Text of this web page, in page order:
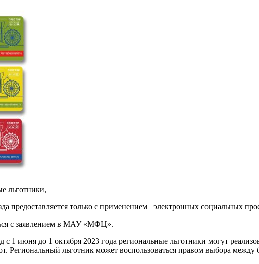
льготники,
предоставляется только с применением электронных социальных
с заявлением в МАУ «МФЦ».
1 июня до 1 октября 2023 года региональные льготники могут
Региональный льготник может воспользоваться правом выбора